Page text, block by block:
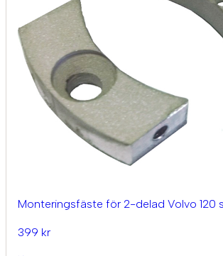
Monteringsfäste för 2-delad Volvo 120
399 kr